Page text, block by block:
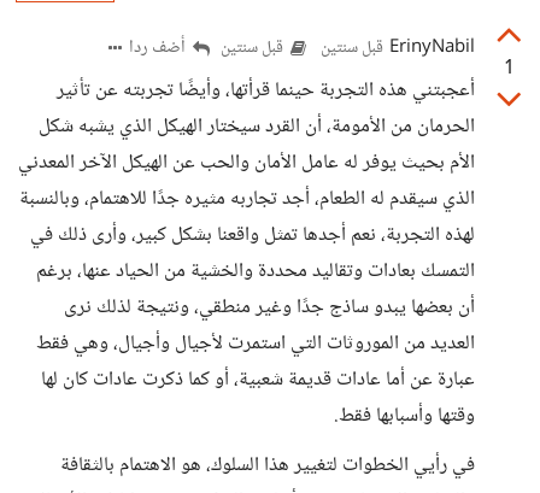
1
ErinyNabil قبل سنتين قبل سنتين أضف ردا
أعجبتني هذه التجربة حينما قرأتها، وأيضًا تجربته عن تأثير
الحرمان من الأمومة، أن القرد سيختار الهيكل الذي يشبه شكل
الأم بحيث يوفر له عامل الأمان والحب عن الهيكل الآخر المعدني
الذي سيقدم له الطعام، أجد تجاربه مثيره جدًا للاهتمام، وبالنسبة
لهذه التجربة، نعم أجدها تمثل واقعنا بشكل كبير، وأرى ذلك في
التمسك بعادات وتقاليد محددة والخشية من الحياد عنها، برغم
أن بعضها يبدو ساذج جدًا وغير منطقي، ونتيجة لذلك نرى
العديد من الموروثات التي استمرت لأجيال وأجيال، وهي فقط
عبارة عن أما عادات قديمة شعبية، أو كما ذكرت عادات كان لها
وقتها وأسبابها فقط.
في رأيي الخطوات لتغيير هذا السلوك، هو الاهتمام بالثقافة